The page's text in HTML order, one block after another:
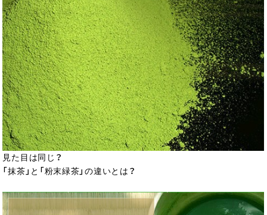
見た目は同じ？
「抹茶」と「粉末緑茶」の違いとは？